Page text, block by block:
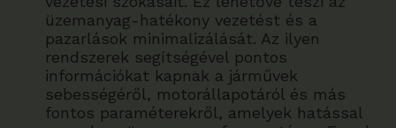
üzemanyag-hatékony vezetést és a
pazarlások minimalizálását. Az ilyen
rendszerek segítségével pontos
információkat kapnak a járművek
sebességéről, motorállapotáról és más
fontos paraméterekről, amelyek hatással